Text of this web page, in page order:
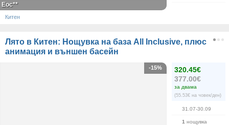
Еос**
Китен
Лято в Китен: Нощувка на база All Inclusive, плюс
анимация и външен басейн
320.45€
377.00€
за двама
(55.53€ на човек/ден)
31.07-30.09
1 нощувка
-15%